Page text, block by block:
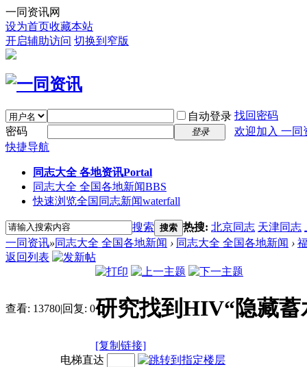
一同资讯网
设为首页收藏本站
开启辅助访问 切换到窄版
自动登录 找回密码
密码
登录
欢迎加入 一同
快捷导航
同志大全 各地资讯Portal
同志大全 全国各地新闻BBS
快速浏览全国同志新闻waterfall
搜索 搜索 热搜: 北京同志 天津同志
一同资讯»同志大全 全国各地新闻 › 同志大全 全国各地新闻 ›
返回列表
查看: 13780|回复: 0研究找到HIV“隐藏蓄
[复制链接]
电梯直达